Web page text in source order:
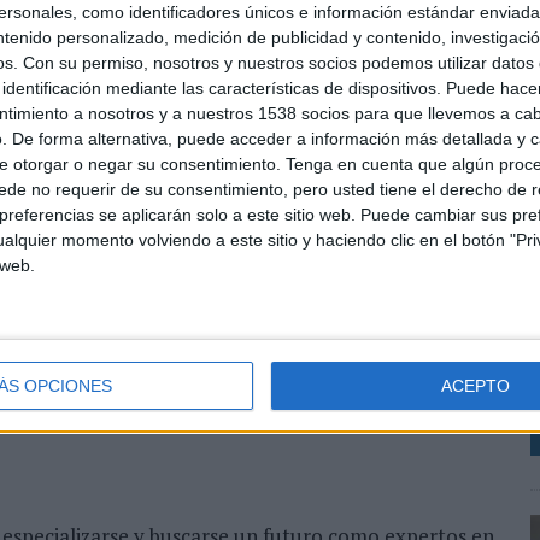
como identificadores únicos e información estándar
personalizado, medición de publicidad y contenido,
Con su permiso, nosotros y nuestros socios podemos utilizar datos
mediante las características de dispositivos. Puede
a nosotros y a nuestros 1538 socios para que llevemos a
De forma alternativa, puede acceder a información más detallada y
otorgar o negar su consentimiento. Tenga en cuenta que algún
no requerir de su consentimiento, pero usted tiene el derecho de
se aplicarán solo a este sitio web. Puede cambiar sus
momento volviendo a este sitio y haciendo clic en el botón
OPCIONES ACEPTO
desarrolladas este tipo de estrategias.
, dispositivos en los cuales es más importante la
del código de una aplicación está dedicado a
y recomendaciones hacen
por tanto, quecada euro invertido en
beneficio, tal y como indica Forrester .
Antes levantábamos la mano para pedir un
lo pagamos con el móvil. Todo está cambiando y
con la tecnología. Por eso, no es de
en las empresas. Además, se puede medir y
más digerible para las capas directivas”, afirma
del máster en UX del Digital Innovation Center.